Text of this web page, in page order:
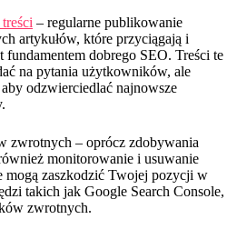
– regularne publikowanie
artykułów, które przyciągają i
dobrego SEO. Treści te
na pytania użytkowników, ale
odzwierciedlać najnowsze
zwrotnych – oprócz zdobywania
monitorowanie i usuwanie
mogą zaszkodzić Twojej pozycji w
takich jak Google Search Console,
zwrotnych.